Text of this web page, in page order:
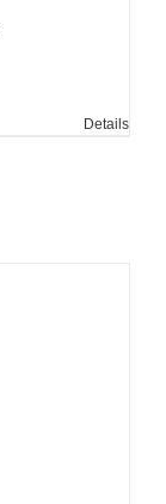
Details